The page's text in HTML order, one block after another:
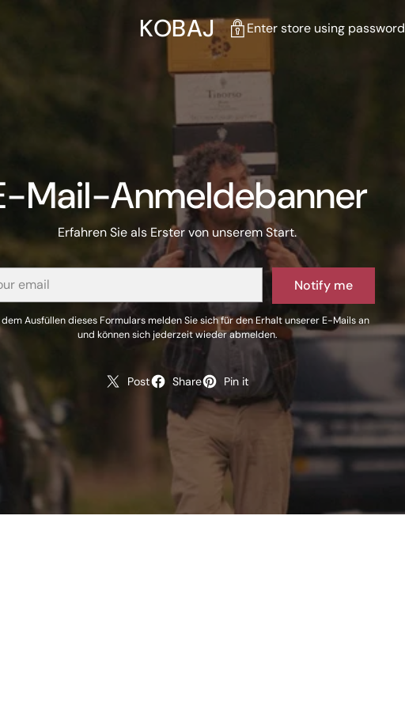
KOBAJ Enter store using password
Mail-Anmeldebanner
Erfahren Sie als Erster von unserem Start.
Notify me
Ausfüllen dieses Formulars melden Sie sich für den Erhalt unserer E-Mails an
und können sich jederzeit wieder abmelden.
Post Share Pin it